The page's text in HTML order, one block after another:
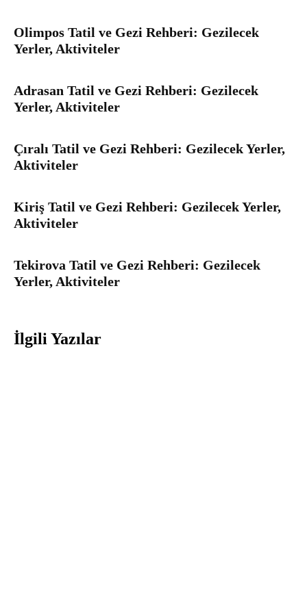
Olimpos Tatil ve Gezi Rehberi: Gezilecek
Yerler, Aktiviteler
Adrasan Tatil ve Gezi Rehberi: Gezilecek
Yerler, Aktiviteler
Çıralı Tatil ve Gezi Rehberi: Gezilecek Yerler,
Aktiviteler
Kiriş Tatil ve Gezi Rehberi: Gezilecek Yerler,
Aktiviteler
Tekirova Tatil ve Gezi Rehberi: Gezilecek
Yerler, Aktiviteler
İlgili Yazılar